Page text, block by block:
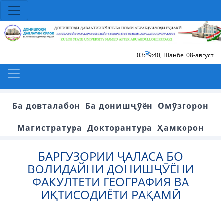
03:19:41, Шанбе, 08-август
Ба довталабон Ба донишҷӯён Омӯзгорон
Магистратура Докторантура Ҳамкорон
БАРГУЗОРИИ ҶАЛАСА БО
ВОЛИДАЙНИ ДОНИШҶӮЁНИ
ФАКУЛТЕТИ ГЕОГРАФИЯ ВА
ИҚТИСОДИЁТИ РАҚАМӢ